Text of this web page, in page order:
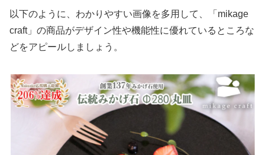
以下のように、わかりやすい画像を多用して、「mikage
craft」の商品がデザイン性や機能性に優れているところな
どをアピールしましょう。